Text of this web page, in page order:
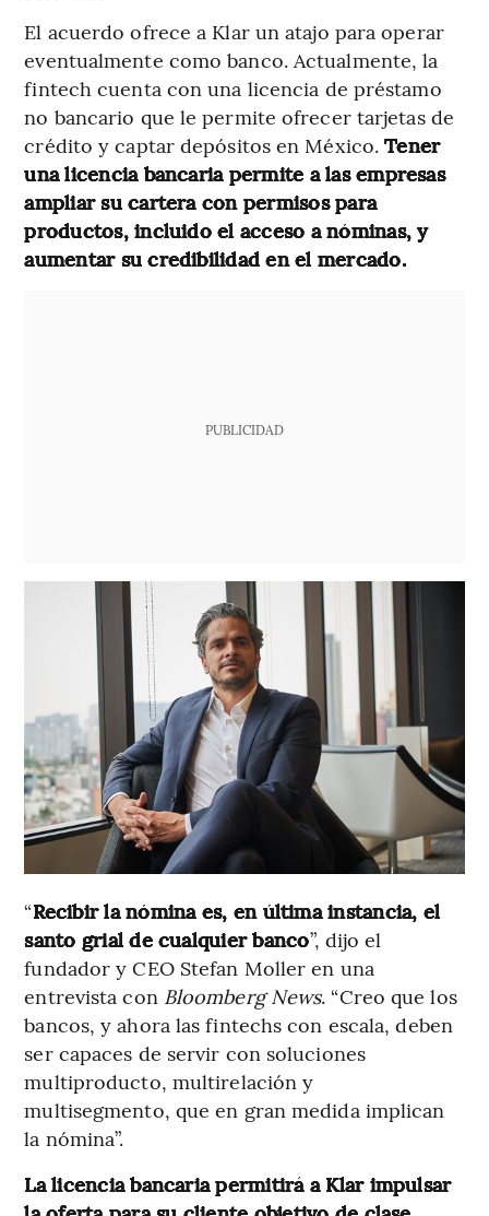
El acuerdo ofrece a Klar un atajo para operar
eventualmente como banco. Actualmente, la
fintech cuenta con una licencia de préstamo
no bancario que le permite ofrecer tarjetas de
crédito y captar depósitos en México.Tener
una licencia bancaria permite a las empresas
ampliar su cartera con permisos para
productos, incluido el acceso a nóminas, y
aumentar su credibilidad en el mercado.
PUBLICIDAD
“Recibir la nómina es, en última instancia, el
santo grial de cualquier banco”, dijo el
fundador y CEO Stefan Moller en una
entrevista con Bloomberg News. “Creo que los
bancos, y ahora las fintechs con escala, deben
ser capaces de servir con soluciones
multiproducto, multirelación y
multisegmento, que en gran medida implican
la nómina”.
La licencia bancaria permitirá a Klar impulsar